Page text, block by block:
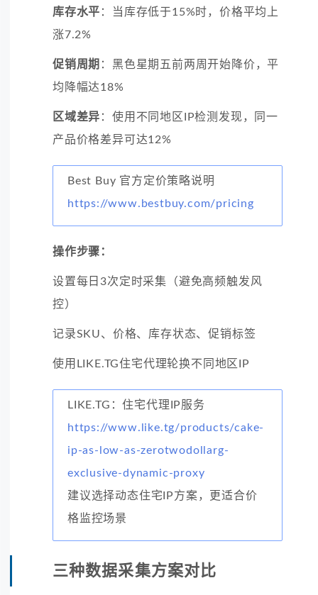
库存水平 ：当库存低于15%时，价格平均上
涨7.2%
促销周期 ：黑色星期五前两周开始降价，平
均降幅达18%
区域差异 ：使用不同地区IP检测发现，同一
产品价格差异可达12%
Best Buy 官方定价策略说明
https://www.bestbuy.com/pricing
操作步骤：
设置每日3次定时采集（避免高频触发风
控）
记录SKU、价格、库存状态、促销标签
使用LIKE.TG住宅代理轮换不同地区IP
LIKE.TG：住宅代理IP服务
https://www.like.tg/products/cake-
ip-as-low-as-zerotwodollarg-
exclusive-dynamic-proxy
建议选择动态住宅IP方案，更适合价
格监控场景
三种数据采集方案对比